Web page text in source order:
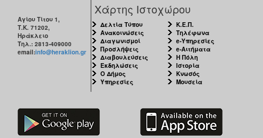
Αγίου Τίτου 1,
Τ.Κ. 71202,
Ηράκλειο
Τηλ.: 2813-409000
email:info@heraklion.gr
Χάρτης Ιστοχώρου
Δελτία Τύπου
Ανακοινώσεις
Διαγωνισμοί
Προσλήψεις
Διαβουλεύσεις
Εκδηλώσεις
Ο Δήμος
Υπηρεσίες
Κ.Ε.Π.
Τηλέφωνα
e-Υπηρεσίες
e-Αιτήματα
Η Πόλη
Ιστορία
Κνωσός
Μουσεία